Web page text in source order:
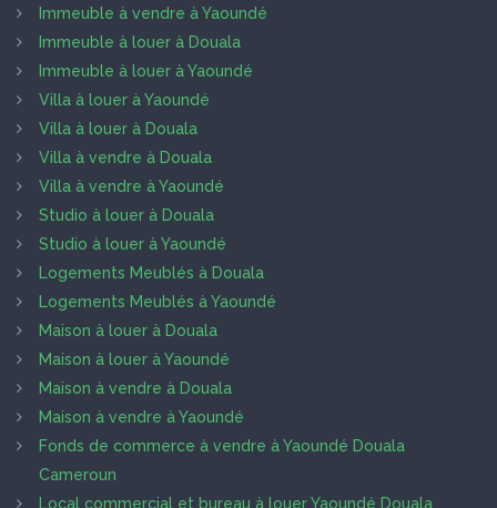
Immeuble à vendre à Yaoundé
Immeuble à louer à Douala
Immeuble à louer à Yaoundé
Villa à louer à Yaoundé
Villa à louer à Douala
Villa à vendre à Douala
Villa à vendre à Yaoundé
Studio à louer à Douala
Studio à louer à Yaoundé
Logements Meublés à Douala
Logements Meublés à Yaoundé
Maison à louer à Douala
Maison à louer à Yaoundé
Maison à vendre à Douala
Maison à vendre à Yaoundé
Fonds de commerce à vendre à Yaoundé Douala
Cameroun
Local commercial et bureau à louer Yaoundé Douala